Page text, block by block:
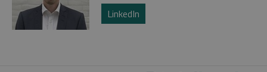
LinkedIn